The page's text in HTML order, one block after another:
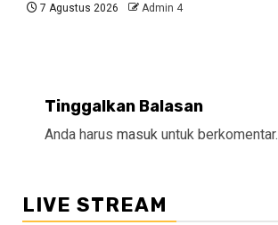
7 Agustus 2026 Admin 4
Tinggalkan Balasan
Anda harus masuk untuk berkomentar.
LIVE STREAM